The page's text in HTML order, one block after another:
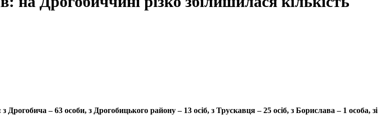
– 63 особи, з Дрогобицького району – 13 осіб, з Трускавця – 25 осіб, з Борислава – 1 особа, зі